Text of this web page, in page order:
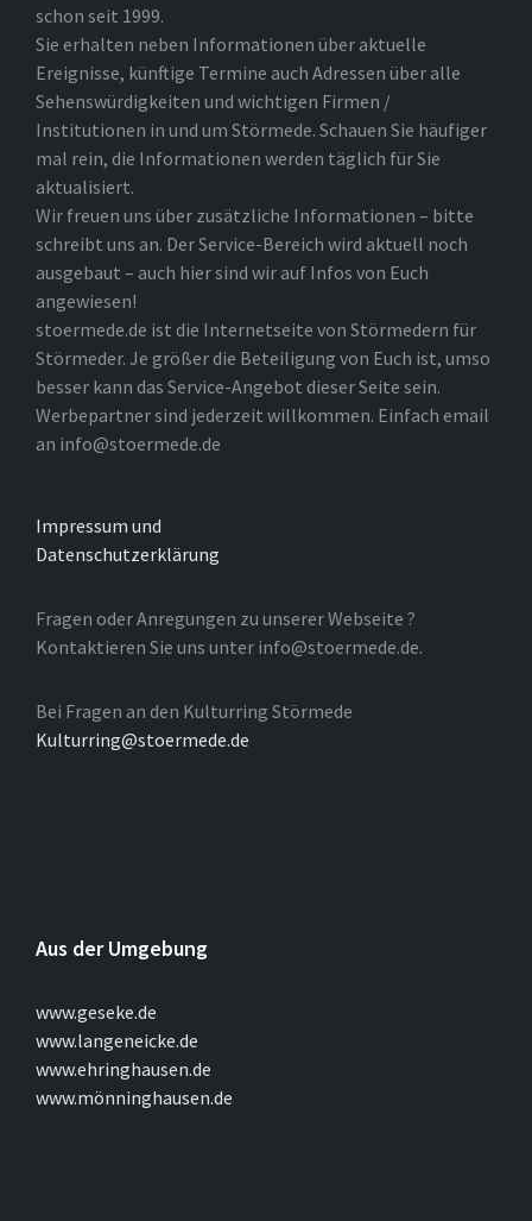
schon seit 1999.
Sie erhalten neben Informationen über aktuelle
Ereignisse, künftige Termine auch Adressen über alle
Sehenswürdigkeiten und wichtigen Firmen /
Institutionen in und um Störmede. Schauen Sie häufiger
mal rein, die Informationen werden täglich für Sie
aktualisiert.
Wir freuen uns über zusätzliche Informationen – bitte
schreibt uns an. Der Service-Bereich wird aktuell noch
ausgebaut – auch hier sind wir auf Infos von Euch
angewiesen!
stoermede.de ist die Internetseite von Störmedern für
Störmeder. Je größer die Beteiligung von Euch ist, umso
besser kann das Service-Angebot dieser Seite sein.
Werbepartner sind jederzeit willkommen. Einfach email
an info@stoermede.de
Impressum und
Datenschutzerklärung
Fragen oder Anregungen zu unserer Webseite ?
Kontaktieren Sie uns unter info@stoermede.de.
Bei Fragen an den Kulturring Störmede
Kulturring@stoermede.de
Aus der Umgebung
www.geseke.de
www.langeneicke.de
www.ehringhausen.de
www.mönninghausen.de